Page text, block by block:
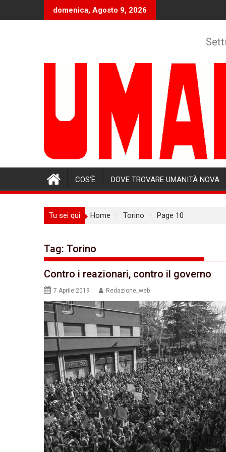
domenica, Agosto 9, 2026
COS’È DOVE TROVARE UMANITÀ NOVA
Tu sei qui Home Torino Page 10
Tag: Torino
Contro i reazionari, contro il governo
7 Aprile 2019 Redazione_web